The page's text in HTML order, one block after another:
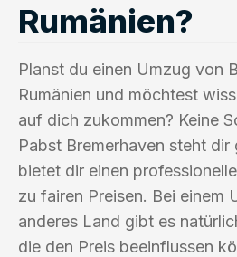
Rumänien?
Planst du einen Umzug von
Rumänien und möchtest
auf dich zukommen? Keine
Pabst Bremerhaven steht dir
bietet dir einen
zu fairen Preisen. Bei einem
anderes Land gibt es
die den Preis beeinflussen